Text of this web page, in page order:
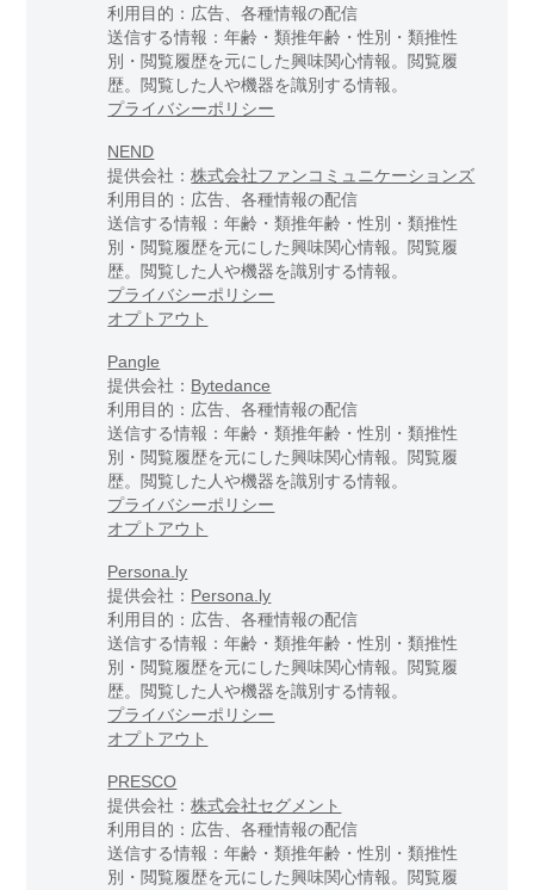
利用目的：広告、各種情報の配信
送信する情報：年齢・類推年齢・性別・類推性
別・閲覧履歴を元にした興味関心情報。閲覧履
歴。閲覧した人や機器を識別する情報。
プライバシーポリシー
NEND
提供会社：株式会社ファンコミュニケーションズ
利用目的：広告、各種情報の配信
送信する情報：年齢・類推年齢・性別・類推性
別・閲覧履歴を元にした興味関心情報。閲覧履
歴。閲覧した人や機器を識別する情報。
プライバシーポリシー
オプトアウト
Pangle
提供会社： Bytedance
利用目的：広告、各種情報の配信
送信する情報：年齢・類推年齢・性別・類推性
別・閲覧履歴を元にした興味関心情報。閲覧履
歴。閲覧した人や機器を識別する情報。
プライバシーポリシー
オプトアウト
Persona.ly
提供会社： Persona.ly
利用目的：広告、各種情報の配信
送信する情報：年齢・類推年齢・性別・類推性
別・閲覧履歴を元にした興味関心情報。閲覧履
歴。閲覧した人や機器を識別する情報。
プライバシーポリシー
オプトアウト
PRESCO
提供会社：株式会社セグメント
利用目的：広告、各種情報の配信
送信する情報：年齢・類推年齢・性別・類推性
別・閲覧履歴を元にした興味関心情報。閲覧履